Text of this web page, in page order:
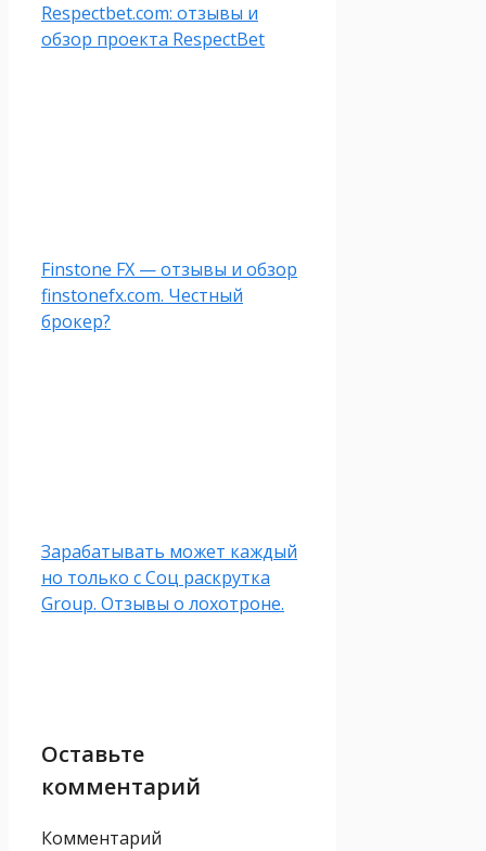
Respectbet.com: отзывы и
обзор проекта RespectBet
Finstone FX — отзывы и обзор
finstonefx.com. Честный
брокер?
Зарабатывать может каждый
но только с Соц раскрутка
Group. Отзывы о лохотроне.
Оставьте
комментарий
Комментарий